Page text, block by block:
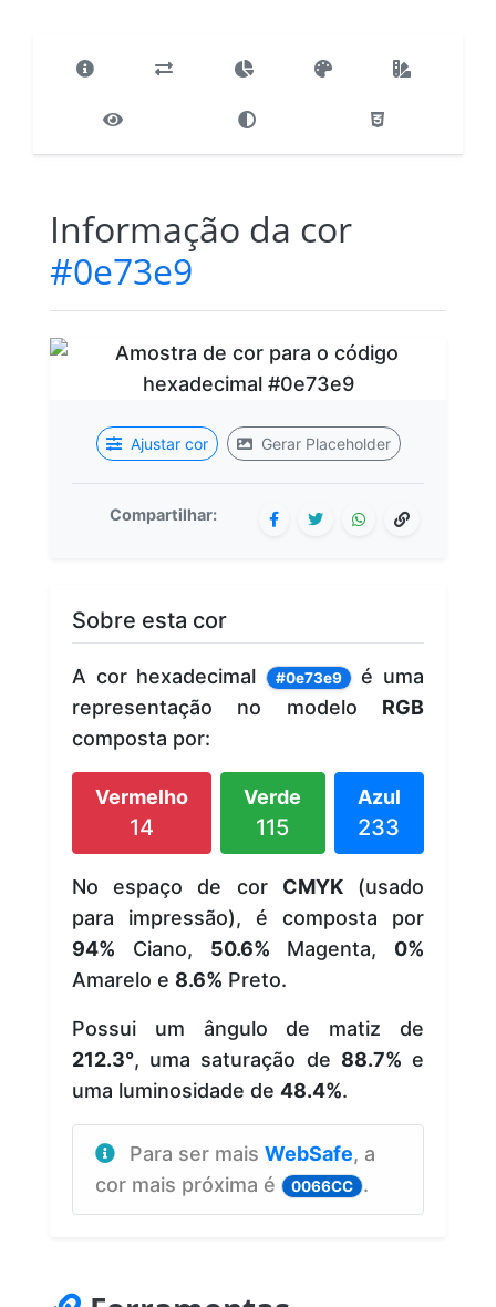
Informação da cor
#0e73e9
Ajustar cor Gerar Placeholder
Compartilhar:
Sobre esta cor
A cor hexadecimal #0e73e9 é uma
representação no modelo RGB
composta por:
Vermelho
14
Verde
115
Azul
233
No espaço de cor CMYK(usado
para impressão), é composta por
94% Ciano, 50.6% Magenta, 0%
Amarelo e 8.6% Preto.
Possui um ângulo de matiz de
212.3°, uma saturação de 88.7% e
uma luminosidade de 48.4%.
Para ser mais WebSafe, a
cor mais próxima é
0066CC .